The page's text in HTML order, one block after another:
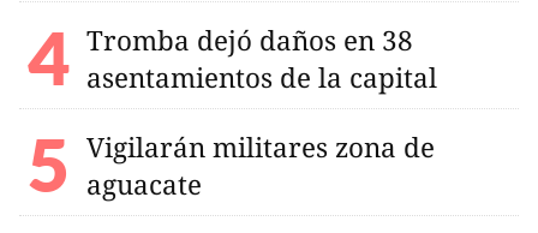
Tromba dejó daños en 38
asentamientos de la capital
Vigilarán militares zona de
aguacate